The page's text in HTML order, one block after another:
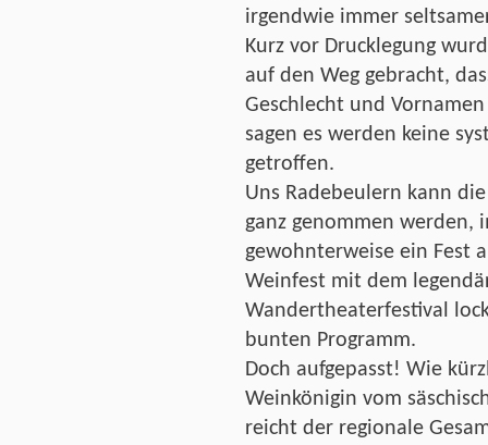
irgendwie immer
Kurz vor Drucklegung
auf den Weg gebracht,
Geschlecht und
sagen es werden keine
getroffen.
Uns Radebeulern kann
ganz genommen werden,
gewohnterweise ein Fest
Weinfest mit dem
Wandertheaterfestival
bunten Programm.
Doch aufgepasst! Wie
Weinkönigin vom
reicht der regionale